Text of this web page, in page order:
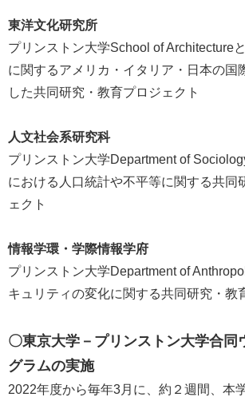
東洋文化研究所
プリンストン大学School of Architecture
に関するアメリカ・イタリア・日本の国
した共同研究・教育プロジェクト
人文社会系研究科
プリンストン大学Department of
における人口統計や不平等に関する共同
ェクト
情報学環・学際情報学府
プリンストン大学Department of
キュリティの変化に関する共同研究・教
〇東京大学－プリンストン大学合同
グラムの実施
2022年度から毎年3月に、約２週間、本